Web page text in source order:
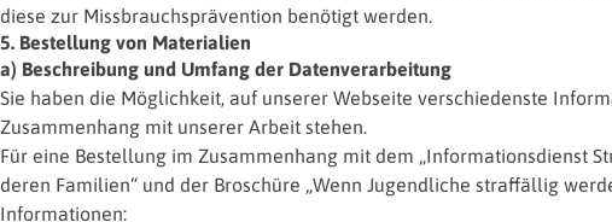
diese zur Missbrauchsprävention benötigt werden.
5. Bestellung von Materialien
a) Beschreibung und Umfang der Datenverarbeitung
Sie haben die Möglichkeit, auf unserer Webseite verschiedenste
Zusammenhang mit unserer Arbeit stehen.
Für eine Bestellung im Zusammenhang mit dem „Informationsdienst
deren Familien“ und der Broschüre „Wenn Jugendliche straffällig
Informationen: